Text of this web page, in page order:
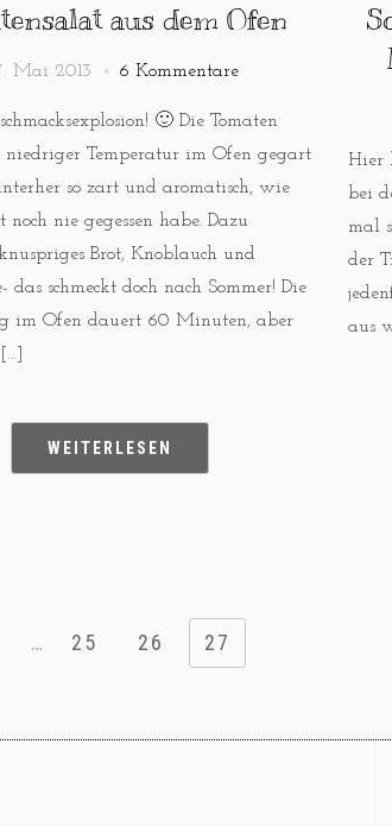
aus dem Ofen
Mai 2013 6 Kommentare
🙂 Die Tomaten
niedriger Temperatur im Ofen gegart
so zart und aromatisch, wie
noch nie gegessen habe. Dazu
Brot, Knoblauch und
das schmeckt doch nach Sommer! Die
im Ofen dauert 60 Minuten, aber
WEITERLESEN
Hier
bei
mal
der
aus
… 25 26 27